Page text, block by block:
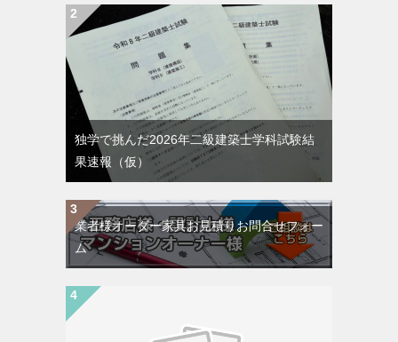
独学で挑んだ2026年二級建築士学科試験結
果速報（仮）
業者様オーダー家具お見積りお問合せフォー
ム